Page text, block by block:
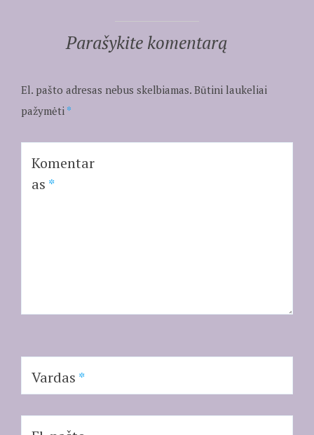
Parašykite komentarą
El. pašto adresas nebus skelbiamas. Būtini laukeliai
pažymėti *
Komentar
as *
Vardas *